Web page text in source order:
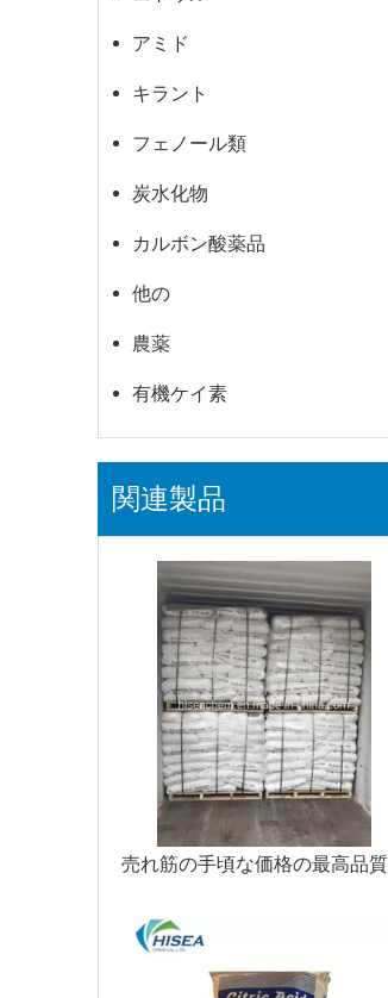
アミド
キラント
フェノール類
炭水化物
カルボン酸薬品
他の
農薬
有機ケイ素
関連製品